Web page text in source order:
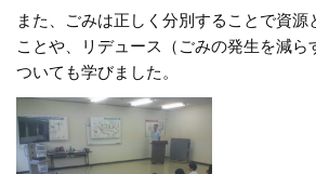
また、ごみは正しく分別することで資源
ことや、リデュース（ごみの発生を減ら
ついても学びました。